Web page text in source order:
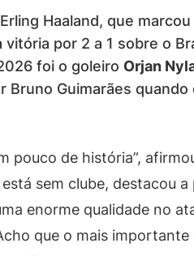
Haaland, que
vitória por 2 a 1 sobre o
foi o goleiro Orjan
Bruno Guimarães
pouco de história”,
sem clube, destacou
enorme qualidade no
que o mais